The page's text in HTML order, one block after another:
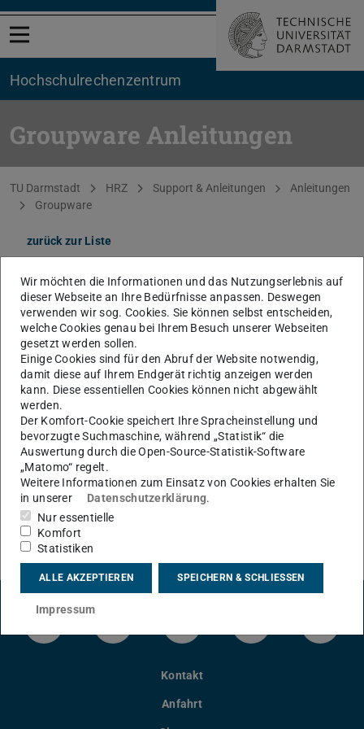
Menü öffnen
Hochschul­rechenzentrum
Groupware Anleitungen
Sie befinden sich hier:
TU Darmstadt HRZ Support & Anleitungen
Anleitungen
Groupware
zurück zur Liste
Migration
Infos zur Migration von Daten aus vorher genutzten
E-Mail-Programmen.
KONTAKT
LinkedIn-Seite der TU Darmstadt
Instagram-Kanal der TU
Bluesky-Kanal der TU
Facebook-
Kontakt
Anfahrt
Wir möchten die Informationen und das Nutzungserlebnis auf
dieser Webseite an Ihre Bedürfnisse anpassen. Deswegen
verwenden wir sog. Cookies. Sie können selbst entscheiden,
welche Cookies genau bei Ihrem Besuch unserer Webseiten
gesetzt werden sollen.
Einige Cookies sind für den Abruf der Website notwendig,
damit diese auf Ihrem Endgerät richtig anzeigen werden
kann. Diese essentiellen Cookies können nicht abgewählt
werden.
Der Komfort-Cookie speichert Ihre Spracheinstellung und
bevorzugte Suchmaschine, während „Statistik“ die
Auswertung durch die Open-Source-Statistik-Software
„Matomo“ regelt.
Weitere Informationen zum Einsatz von Cookies erhalten Sie
in unserer
Datenschutzerklärung.
Nur essentielle
Komfort
Statistiken
ALLE AKZEPTIEREN SPEICHERN & SCHLIESSEN
Impressum